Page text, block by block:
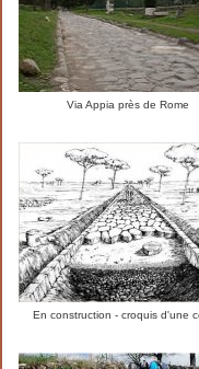
Via Appia près de Rome
En construction - croquis d'une